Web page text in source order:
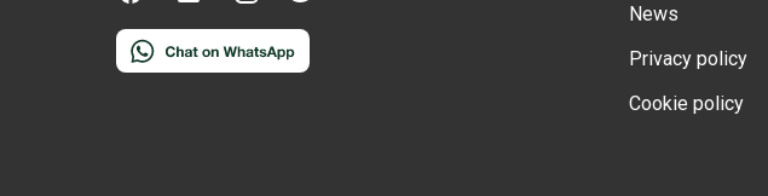
News
Privacy policy
Cookie policy